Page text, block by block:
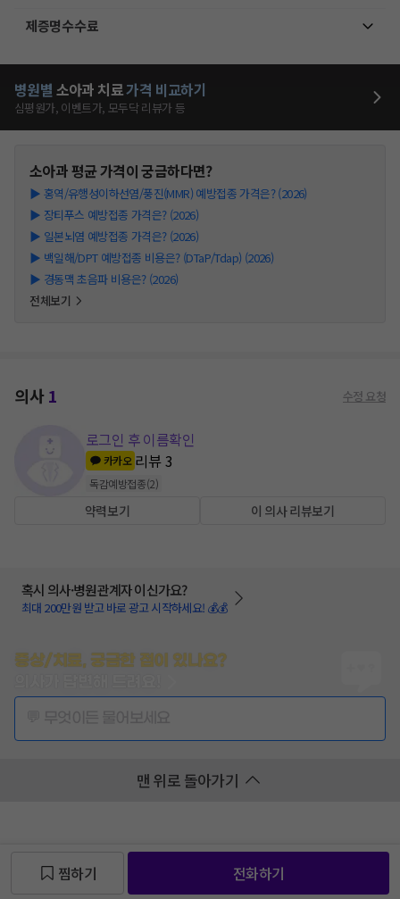
제증명수수료
병원별 소아과 치료가격 비교하기
심평원가, 이벤트가, 모두닥 리뷰가 등
소아과평균 가격이 궁금하다면?
▶ 홍역/유행성이하선염/풍진(MMR) 예방접종 가격은? (2026)
▶ 장티푸스 예방접종 가격은? (2026)
▶ 일본뇌염 예방접종 가격은? (2026)
▶ 백일해/DPT 예방접종 비용은? (DTaP/Tdap) (2026)
▶ 경동맥 초음파 비용은? (2026)
전체보기
의사1 수정 요청
로그인 후 이름확인
카카오 리뷰3
독감예방접종(2)
약력보기 이 의사 리뷰보기
혹시 의사·병원관계자 이신가요?
최대 200만원 받고 바로 광고 시작하세요! 💰💰
증상/치료, 궁금한 점이 있나요?
맨 위로 돌아가기
찜하기 전화하기